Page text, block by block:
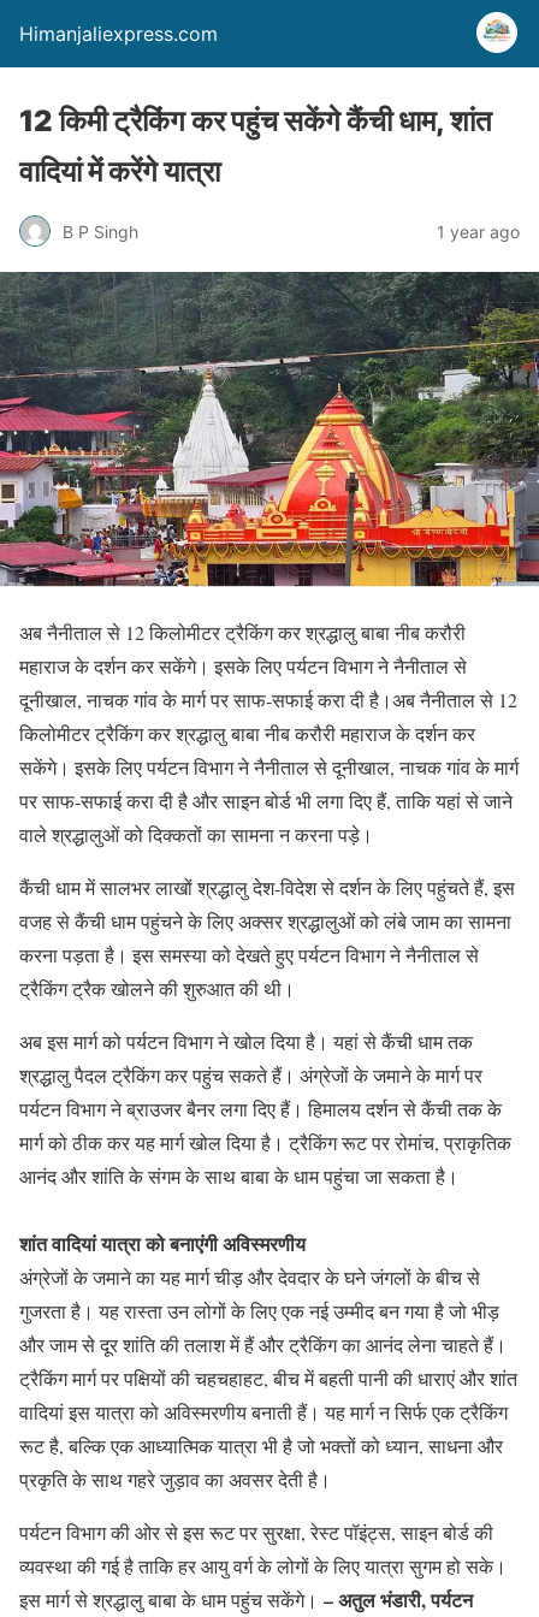
Himanjaliexpress.com
12 किमी ट्रैकिंग कर पहुंच सकेंगे कैंची धाम, शांत
वादियां में करेंगे यात्रा
B P Singh 1 year ago
अब नैनीताल से 12 किलोमीटर ट्रैकिंग कर श्रद्धालु बाबा नीब करौरी
महाराज के दर्शन कर सकेंगे। इसके लिए पर्यटन विभाग ने नैनीताल से
दूनीखाल, नाचक गांव के मार्ग पर साफ-सफाई करा दी है।अब नैनीताल से 12
किलोमीटर ट्रैकिंग कर श्रद्धालु बाबा नीब करौरी महाराज के दर्शन कर
सकेंगे। इसके लिए पर्यटन विभाग ने नैनीताल से दूनीखाल, नाचक गांव के मार्ग
पर साफ-सफाई करा दी है और साइन बोर्ड भी लगा दिए हैं, ताकि यहां से जाने
वाले श्रद्धालुओं को दिक्कतों का सामना न करना पड़े।
कैंची धाम में सालभर लाखों श्रद्धालु देश-विदेश से दर्शन के लिए पहुंचते हैं, इस
वजह से कैंची धाम पहुंचने के लिए अक्सर श्रद्धालुओं को लंबे जाम का सामना
करना पड़ता है। इस समस्या को देखते हुए पर्यटन विभाग ने नैनीताल से
ट्रैकिंग ट्रैक खोलने की शुरुआत की थी।
अब इस मार्ग को पर्यटन विभाग ने खोल दिया है। यहां से कैंची धाम तक
श्रद्धालु पैदल ट्रैकिंग कर पहुंच सकते हैं। अंग्रेजों के जमाने के मार्ग पर
पर्यटन विभाग ने ब्राउजर बैनर लगा दिए हैं। हिमालय दर्शन से कैंची तक के
मार्ग को ठीक कर यह मार्ग खोल दिया है। ट्रैकिंग रूट पर रोमांच, प्राकृतिक
आनंद और शांति के संगम के साथ बाबा के धाम पहुंचा जा सकता है।
शांत वादियां यात्रा को बनाएंगी अविस्मरणीय
अंग्रेजों के जमाने का यह मार्ग चीड़ और देवदार के घने जंगलों के बीच से
गुजरता है। यह रास्ता उन लोगों के लिए एक नई उम्मीद बन गया है जो भीड़
और जाम से दूर शांति की तलाश में हैं और ट्रैकिंग का आनंद लेना चाहते हैं।
ट्रैकिंग मार्ग पर पक्षियों की चहचहाहट, बीच में बहती पानी की धाराएं और शांत
वादियां इस यात्रा को अविस्मरणीय बनाती हैं। यह मार्ग न सिर्फ एक ट्रैकिंग
रूट है, बल्कि एक आध्यात्मिक यात्रा भी है जो भक्तों को ध्यान, साधना और
प्रकृति के साथ गहरे जुड़ाव का अवसर देती है।
पर्यटन विभाग की ओर से इस रूट पर सुरक्षा, रेस्ट पॉइंट्स, साइन बोर्ड की
व्यवस्था की गई है ताकि हर आयु वर्ग के लोगों के लिए यात्रा सुगम हो सके।
इस मार्ग से श्रद्धालु बाबा के धाम पहुंच सकेंगे। – अतुल भंडारी, पर्यटन